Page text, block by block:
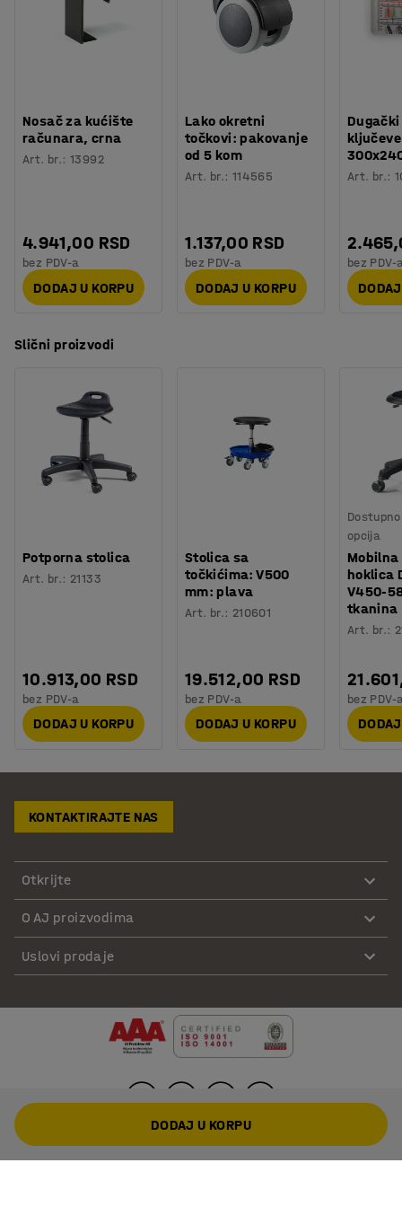
kretati po prostoriji.
Tip točka: brzo okretni točkovi
Težina: 4,8 kg
Montaža : Potrebno je sklapanje
Nosač za kućište
računara, crna
Art. br.:13992
4.941,00 RSD
bez PDV-a
DODAJ U KORPU
Lako okretni
točkovi: pakovanje
od 5 kom
Art. br.: 114565
1.137,00 RSD
bez PDV-a
DODAJ U KORPU
Art. br.:
bez PDV-
Slični proizvodi
Potporna stolica
Art. br.: 21133
10.913,00 RSD
bez PDV-a
DODAJ U KORPU
Stolica sa
točkićima: V500
mm: plava
Art. br.: 210601
19.512,00 RSD
bez PDV-a
DODAJ U KORPU
opcija
hoklica
V450-
tkanina
Art. br.:
bez PDV-
KONTAKTIRAJTE NAS
Otkrijte
O AJ proizvodima
Uslovi prodaje
DODAJ U KORPU